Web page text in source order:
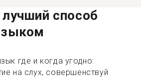
способ
где и когда угодно:
на слух, совершенствуй